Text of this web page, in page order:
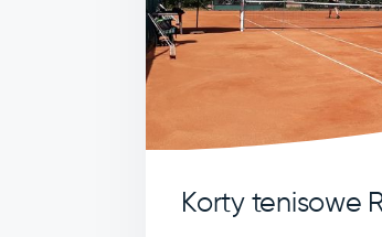
Korty tenisowe